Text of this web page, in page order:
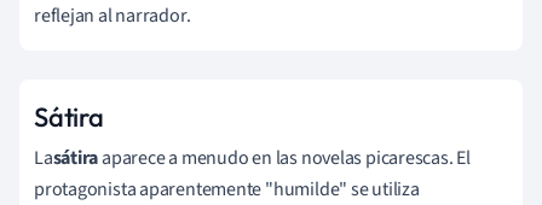
reflejan al narrador.
Sátira
Lasátiraaparece a menudo en las novelas picarescas. El
protagonista aparentemente "humilde" se utiliza